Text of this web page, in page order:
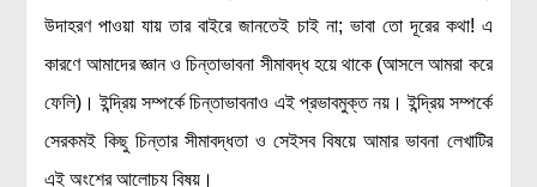
জলবায়ু পরিবর্তন
পরিবেশ দূষণ
কম্পিউটার সায়েন্স
ইলেকট্রিক্যাল ইঞ্জিনিয়ারিং
উদাহরণ পাওয়া যায় তার বাইরে জানতেই চাই না; ভাবা তো দূরের কথা! এ
কারণে আমাদের জ্ঞান ও চিন্তাভাবনা সীমাবদ্ধ হয়ে থাকে (আসলে আমরা করে
ফেলি)। ইন্দ্রিয় সম্পর্কে চিন্তাভাবনাও এই প্রভাবমুক্ত নয়। ইন্দ্রিয় সম্পর্কে
সেরকমই কিছু চিন্তার সীমাবদ্ধতা ও সেইসব বিষয়ে আমার ভাবনা লেখাটির
এই অংশের আলোচ্য বিষয়।